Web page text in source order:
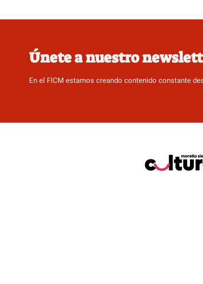
Únete a nuestro
En el FICM estamos creando contenido constante